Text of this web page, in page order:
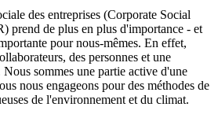
des entreprises (Corporate Social
prend de plus en plus d'importance - et
pour nous-mêmes. En effet,
des personnes et une
sommes une partie active d'une
nous engageons pour des méthodes de
de l'environnement et du climat.